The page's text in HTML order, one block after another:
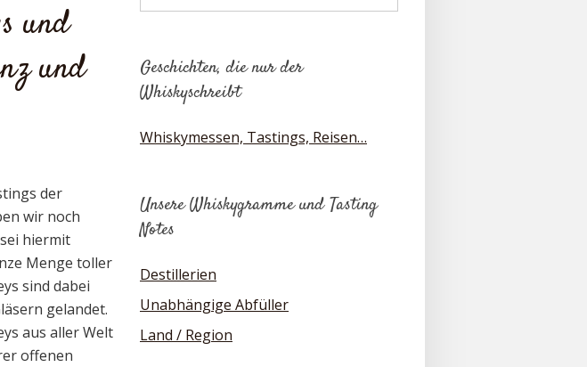
und
und
der
wir noch
hiermit
Menge toller
sind dabei
gelandet.
aus aller Welt
offenen
Geschichten, die nur der
Whiskyschreibt
Whiskymessen, Tastings, Reisen…
Unsere Whiskygramme und Tasting
Notes
Destillerien
Unabhängige Abfüller
Land / Region